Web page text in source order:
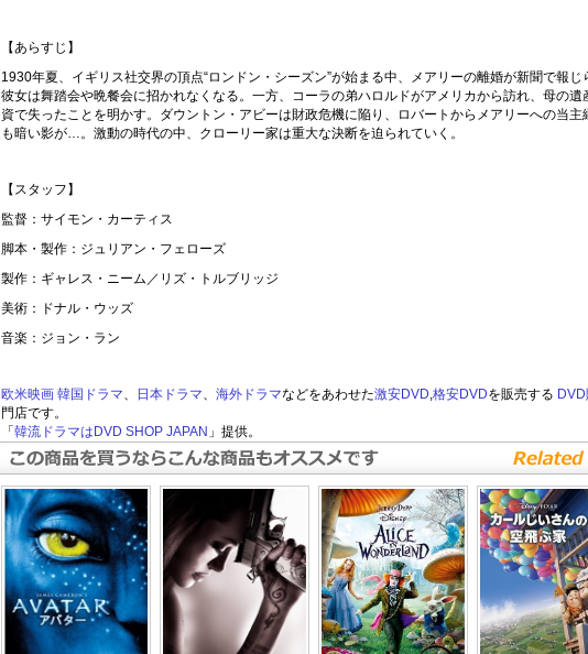
【あらすじ】
1930年夏、イギリス社交界の頂点“ロンドン・シーズン”が始まる中、メアリーの離婚が新聞で報じ
彼女は舞踏会や晩餐会に招かれなくなる。一方、コーラの弟ハロルドがアメリカから訪れ、母の遺
資で失ったことを明かす。ダウントン・アビーは財政危機に陥り、ロバートからメアリーへの当主
も暗い影が…。激動の時代の中、クローリー家は重大な決断を迫られていく。
【スタッフ】
監督：サイモン・カーティス
脚本・製作：ジュリアン・フェローズ
製作：ギャレス・ニーム／リズ・トルブリッジ
美術：ドナル・ウッズ
音楽：ジョン・ラン
欧米映画 韓国ドラマ、 日本ドラマ、 海外ドラマなどをあわせた激安DVD,格安DVDを販売する
門店です。
「 韓流ドラマはDVD SHOP JAPAN 」提供。